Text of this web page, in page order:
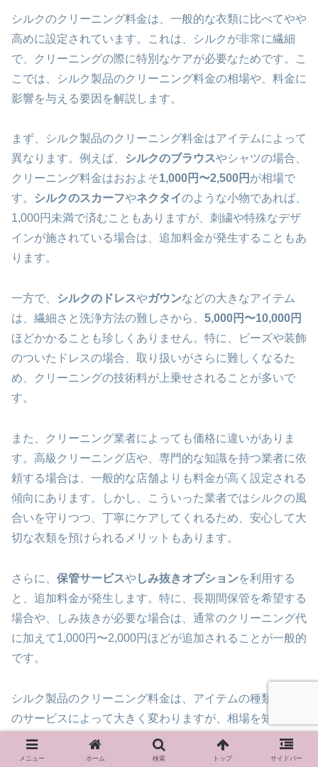
シルクのクリーニング料金は、一般的な衣類に比べてやや
高めに設定されています。これは、シルクが非常に繊細
で、クリーニングの際に特別なケアが必要なためです。こ
こでは、シルク製品のクリーニング料金の相場や、料金に
影響を与える要因を解説します。
まず、シルク製品のクリーニング料金はアイテムによって
異なります。例えば、
シルクのブラウスやシャツの場合、
クリーニング料金はおおよそ1,000円〜2,500円 が相場で
す。
シルクのスカーフやネクタイのような小物であれば、
1,000円未満で済むこともありますが、刺繍や特殊なデザ
インが施されている場合は、追加料金が発生することもあ
ります。
一方で、 シルクのドレスやガウンなどの大きなアイテム
は、繊細さと洗浄方法の難しさから、 5,000円〜10,000円
ほどかかることも珍しくありません。特に、ビーズや装飾
のついたドレスの場合、取り扱いがさらに難しくなるた
め、クリーニングの技術料が上乗せされることが多いで
す。
また、クリーニング業者によっても価格に違いがありま
す。高級クリーニング店や、専門的な知識を持つ業者に依
頼する場合は、一般的な店舗よりも料金が高く設定される
傾向にあります。しかし、こういった業者ではシルクの風
合いを守りつつ、丁寧にケアしてくれるため、安心して大
切な衣類を預けられるメリットもあります。
さらに、 保管サービスや しみ抜きオプションを利用する
と、追加料金が発生します。特に、長期間保管を希望する
場合や、しみ抜きが必要な場合は、通常のクリーニング代
に加えて1,000円〜2,000円ほどが追加されることが一般的
です。
シルク製品のクリーニング料金は、アイテムの種類や業者
のサービスによって大きく変わりますが、相場を知ってお
くことで、予算に合わせて安心して依頼できるでしょう。
メニュー ホーム 検索 トップ サイドバー